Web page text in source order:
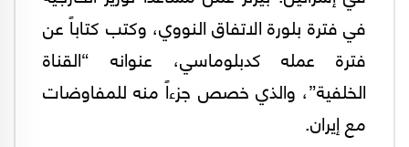
في فترة بلورة الاتفاق النووي، وكتب كتاباً عن
فترة عمله كدبلوماسي، عنوانه “القناة
الخلفية”، والذي خصص جزءاً منه للمفاوضات
مع إيران.